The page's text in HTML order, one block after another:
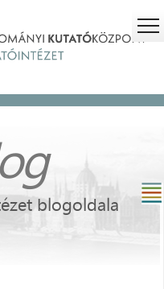
blogoldala